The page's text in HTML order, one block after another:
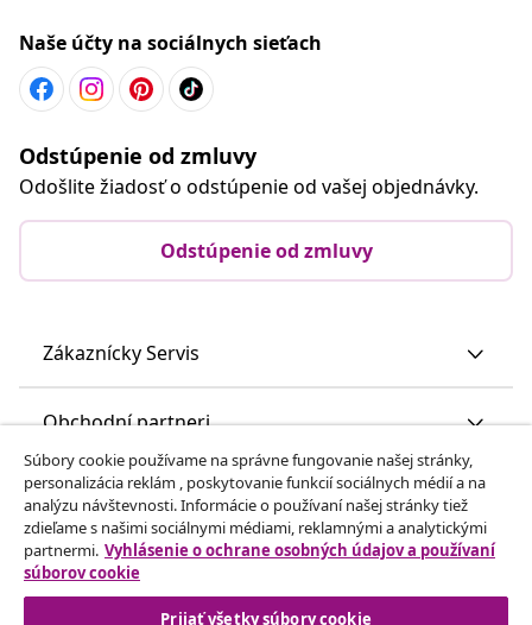
Naše účty na sociálnych sieťach
Odstúpenie od zmluvy
Odošlite žiadosť o odstúpenie od vašej objednávky.
Odstúpenie od zmluvy
Zákaznícky Servis
Obchodní partneri
vidaXL
Nájdite viac
Súbory cookie používame na správne fungovanie našej stránky,
personalizácia reklám , poskytovanie funkcií sociálnych médií a na
analýzu návštevnosti. Informácie o používaní našej stránky tiež
zdieľame s našimi sociálnymi médiami, reklamnými a analytickými
partnermi. Vyhlásenie o ochrane osobných údajov a používaní
súborov cookie
Prijať všetky súbory cookie